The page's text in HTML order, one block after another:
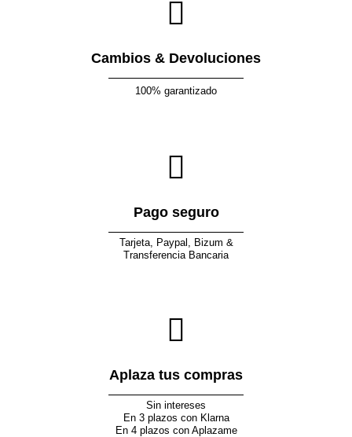
Cambios & Devoluciones
100% garantizado
Pago seguro
Tarjeta, Paypal, Bizum &
Transferencia Bancaria
Aplaza tus compras
Sin intereses
En 3 plazos con Klarna
En 4 plazos con Aplazame